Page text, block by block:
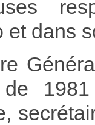
et dans
de